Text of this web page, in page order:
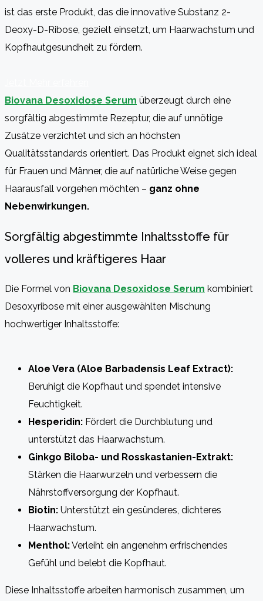
ist das erste Produkt, das die innovative Substanz 2-
Deoxy-D-Ribose, gezielt einsetzt, um Haarwachstum und
Kopfhautgesundheit zu fördern.
Biovana Desoxidose Serum überzeugt durch eine
sorgfältig abgestimmte Rezeptur, die auf unnötige
Zusätze verzichtet und sich an höchsten
Qualitätsstandards orientiert. Das Produkt eignet sich ideal
für Frauen und Männer, die auf natürliche Weise gegen
Haarausfall vorgehen möchten – ganz ohne
Nebenwirkungen.
Sorgfältig abgestimmte Inhaltsstoffe für
volleres und kräftigeres Haar
Die Formel von Biovana Desoxidose Serum kombiniert
Desoxyribose mit einer ausgewählten Mischung
hochwertiger Inhaltsstoffe:
Aloe Vera (Aloe Barbadensis Leaf Extract):
Beruhigt die Kopfhaut und spendet intensive
Feuchtigkeit.
Hesperidin: Fördert die Durchblutung und
unterstützt das Haarwachstum.
Ginkgo Biloba- und Rosskastanien-Extrakt:
Stärken die Haarwurzeln und verbessern die
Nährstoffversorgung der Kopfhaut.
Biotin: Unterstützt ein gesünderes, dichteres
Haarwachstum.
Menthol:Verleiht ein angenehm erfrischendes
Gefühl und belebt die Kopfhaut.
Diese Inhaltsstoffe arbeiten harmonisch zusammen, um